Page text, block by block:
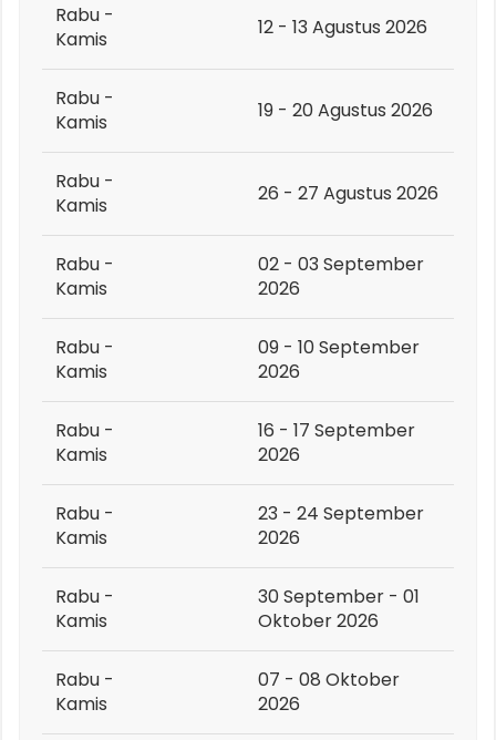
Rabu -
Kamis
12 - 13 Agustus 2026
Rabu -
Kamis
19 - 20 Agustus 2026
Rabu -
Kamis
26 - 27 Agustus 2026
Rabu -
Kamis
02 - 03 September
2026
Rabu -
Kamis
09 - 10 September
2026
Rabu -
Kamis
16 - 17 September
2026
Rabu -
Kamis
23 - 24 September
2026
Rabu -
Kamis
30 September - 01
Oktober 2026
Rabu -
Kamis
07 - 08 Oktober
2026